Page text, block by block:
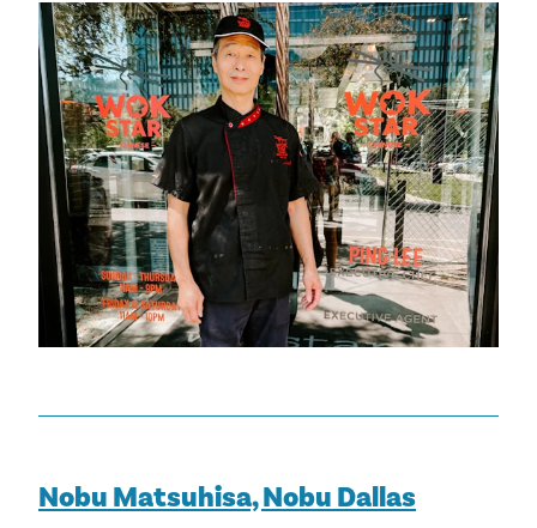
Nobu Matsuhisa, Nobu Dallas